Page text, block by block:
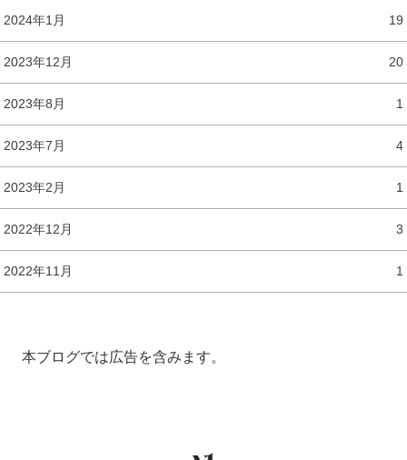
2024年1月 19
2023年12月 20
2023年8月 1
2023年7月 4
2023年2月 1
2022年12月 3
2022年11月 1
本ブログでは広告を含みます。